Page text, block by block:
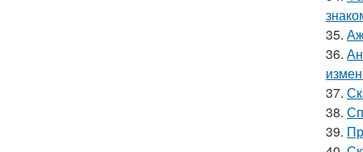
35.
36.
37.
38.
39.